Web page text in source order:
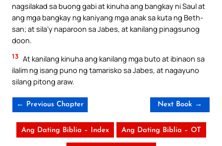
nagsilakad sa buong gabi at kinuha ang bangkay ni Saul at
ang mga bangkay ng kaniyang mga anak sa kuta ng Beth-
san; at sila’y naparoon sa Jabes, at kanilang pinagsunog
doon.
13 At kanilang kinuha ang kanilang mga buto at ibinaon sa
ilalim ng isang puno ng tamarisko sa Jabes, at nagayuno
silang pitong araw.
← Previous Chapter Next Book →
Ang Dating Biblia – Index Ang Dating Biblia – OT